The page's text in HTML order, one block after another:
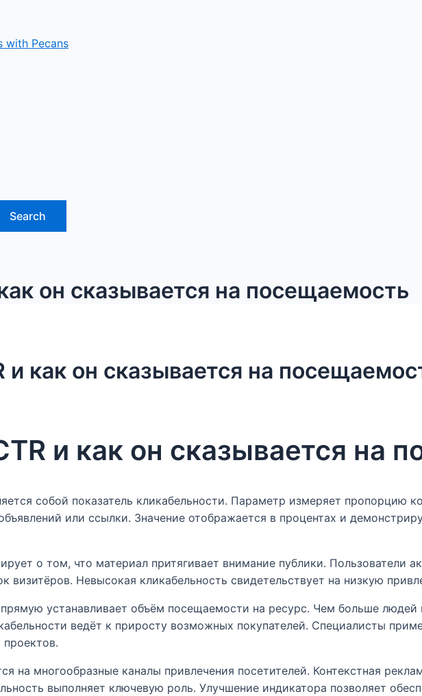
with Pecans
Search
он сказывается на посещаемость
и как он сказывается на
и как он сказывается на
собой показатель кликабельности. Параметр измеряет пропорцию
или ссылки. Значение отображается в процентах и
о том, что материал притягивает внимание публики. Пользователи
визитёров. Невысокая кликабельность свидетельствует на низкую
устанавливает объём посещаемости на ресурс. Чем больше
ведёт к приросту возможных покупателей. Специалисты
на многообразные каналы привлечения посетителей. Контекстная
выполняет ключевую роль. Улучшение индикатора позволяет